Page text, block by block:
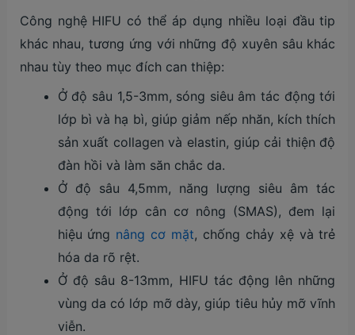
Công nghệ HIFU có thể áp dụng nhiều loại đầu tip
khác nhau, tương ứng với những độ xuyên sâu khác
nhau tùy theo mục đích can thiệp:
Ở độ sâu 1,5-3mm, sóng siêu âm tác động tới
lớp bì và hạ bì, giúp giảm nếp nhăn, kích thích
sản xuất collagen và elastin, giúp cải thiện độ
đàn hồi và làm săn chắc da.
Ở độ sâu 4,5mm, năng lượng siêu âm tác
động tới lớp cân cơ nông (SMAS), đem lại
hiệu ứng nâng cơ mặt, chống chảy xệ và trẻ
hóa da rõ rệt.
Ở độ sâu 8-13mm, HIFU tác động lên những
vùng da có lớp mỡ dày, giúp tiêu hủy mỡ vĩnh
viễn.